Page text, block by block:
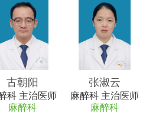
，另外科室还开展手术室外病
镇痛、无痛胃镜、无痛人流、
古朝阳
科 主治医师
麻醉科
张淑云
麻醉科 主治医师
麻醉科